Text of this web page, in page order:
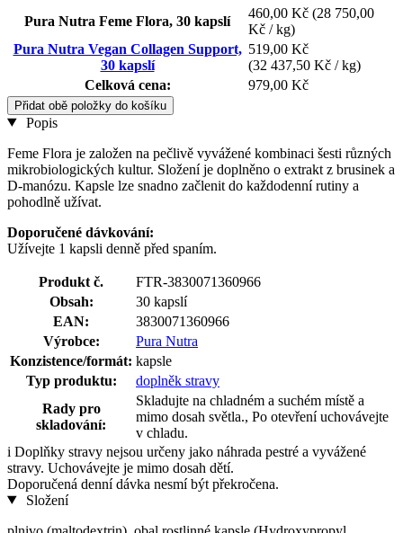
Pura Nutra Feme Flora, 30 kapslí
460,00 Kč (28 750,00
Kč / kg)
Pura Nutra Vegan Collagen Support,
30 kapslí
519,00 Kč
(32 437,50 Kč / kg)
Celková cena:
979,00 Kč
Přidat obě položky do košíku
Popis
Feme Flora je založen na pečlivě vyvážené kombinaci šesti různých
mikrobiologických kultur. Složení je doplněno o extrakt z brusinek a
D-manózu. Kapsle lze snadno začlenit do každodenní rutiny a
pohodlně užívat.
Doporučené dávkování:
Užívejte 1 kapsli denně před spaním.
Produkt č.
FTR-3830071360966
Obsah:
30 kapslí
EAN:
3830071360966
Výrobce:
Pura Nutra
Konzistence/formát: kapsle
Typ produktu:
doplněk stravy
Rady pro
skladování:
Skladujte na chladném a suchém místě a
mimo dosah světla., Po otevření uchovávejte
v chladu.
i Doplňky stravy nejsou určeny jako náhrada pestré a vyvážené
stravy. Uchovávejte je mimo dosah dětí.
Doporučená denní dávka nesmí být překročena.
Složení